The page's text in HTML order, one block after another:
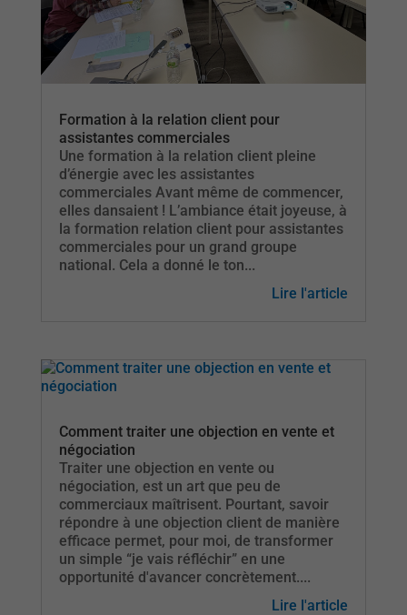
Formation à la relation client pour
assistantes commerciales
Une formation à la relation client pleine
d’énergie avec les assistantes
commerciales Avant même de commencer,
elles dansaient ! L’ambiance était joyeuse, à
la formation relation client pour assistantes
commerciales pour un grand groupe
national. Cela a donné le ton...
Lire l'article
Comment traiter une objection en vente et
négociation
Traiter une objection en vente ou
négociation, est un art que peu de
commerciaux maîtrisent. Pourtant, savoir
répondre à une objection client de manière
efficace permet, pour moi, de transformer
un simple “je vais réfléchir” en une
opportunité d'avancer concrètement....
Lire l'article